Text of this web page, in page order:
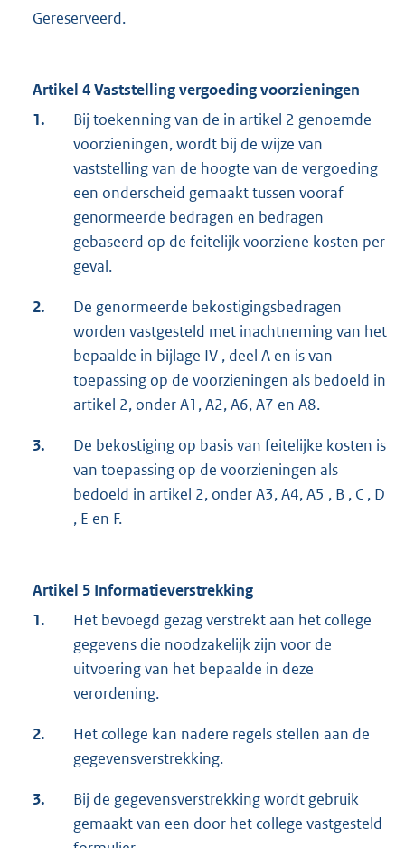
Gereserveerd.
Artikel 4 Vaststelling vergoeding voorzieningen
1.
Bij toekenning van de in artikel 2 genoemde
voorzieningen, wordt bij de wijze van
vaststelling van de hoogte van de vergoeding
een onderscheid gemaakt tussen vooraf
genormeerde bedragen en bedragen
gebaseerd op de feitelijk voorziene kosten per
geval.
2.
De genormeerde bekostigingsbedragen
worden vastgesteld met inachtneming van het
bepaalde in bijlage IV , deel A en is van
toepassing op de voorzieningen als bedoeld in
artikel 2, onder A1, A2, A6, A7 en A8.
3.
De bekostiging op basis van feitelijke kosten is
van toepassing op de voorzieningen als
bedoeld in artikel 2, onder A3, A4, A5 , B , C , D
, E en F.
Artikel 5 Informatieverstrekking
1.
Het bevoegd gezag verstrekt aan het college
gegevens die noodzakelijk zijn voor de
uitvoering van het bepaalde in deze
verordening.
2.
Het college kan nadere regels stellen aan de
gegevensverstrekking.
3.
Bij de gegevensverstrekking wordt gebruik
gemaakt van een door het college vastgesteld